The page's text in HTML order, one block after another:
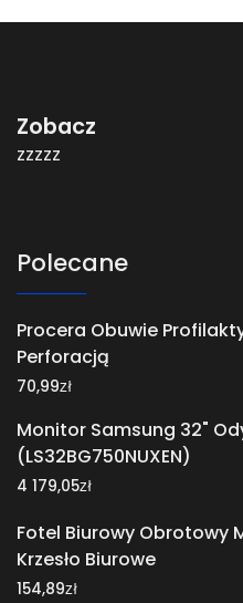
Zobacz
zzzzz
Polecane
Procera Obuwie
Perforacją
70,99zł
Monitor Samsung 32"
(LS32BG750NUXEN)
4 179,05zł
Fotel Biurowy Obrotowy
Krzesło Biurowe
154,89zł